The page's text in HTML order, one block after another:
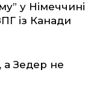
у Німеччині
із Канади
а Зедер не